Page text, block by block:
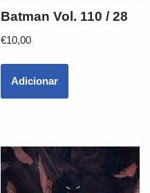
Batman Vol. 110 / 28
€10,00
Adicionar